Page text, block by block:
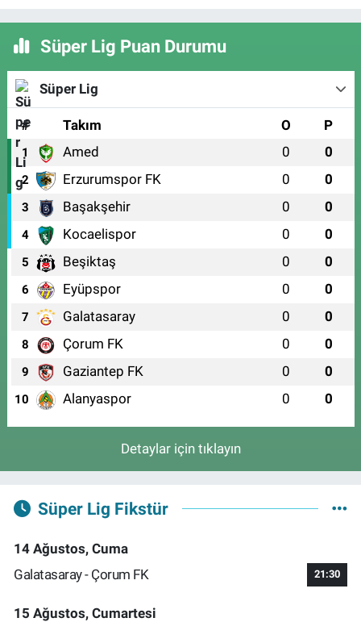
Süper Lig Puan Durumu
Süper Lig
# Takım O P
1 Amed 0 0
2 Erzurumspor FK 0 0
3 Başakşehir 0 0
4 Kocaelispor 0 0
5 Beşiktaş 0 0
6 Eyüpspor 0 0
7 Galatasaray 0 0
8 Çorum FK 0 0
9 Gaziantep FK 0 0
10 Alanyaspor 0 0
Detaylar için tıklayın
Süper Lig Fikstür
14 Ağustos, Cuma
Galatasaray - Çorum FK
21:30
15 Ağustos, Cumartesi